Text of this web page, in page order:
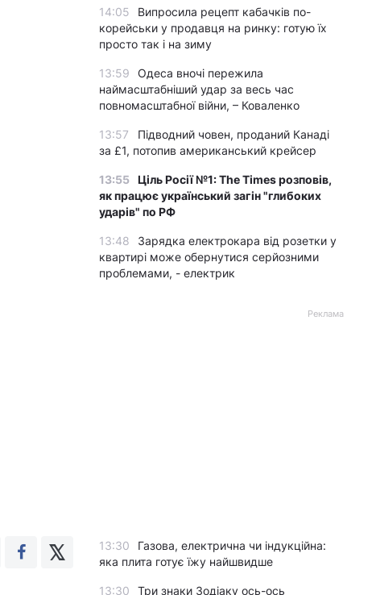
14:05
Випросила рецепт кабачків по-
корейськи у продавця на ринку: готую їх
просто так і на зиму
13:59
Одеса вночі пережила
наймасштабніший удар за весь час
повномасштабної війни, – Коваленко
13:57
Підводний човен, проданий Канаді
за £1, потопив американський крейсер
13:55 Ціль Росії №1: The Times розповів,
як працює український загін "глибоких
ударів" по РФ
13:48
Зарядка електрокара від розетки у
квартирі може обернутися серйозними
проблемами, - електрик
Реклама
13:30
Газова, електрична чи індукційна:
яка плита готує їжу найшвидше
13:30
Три знаки Зодіаку ось-ось